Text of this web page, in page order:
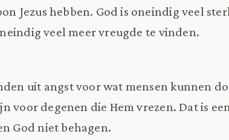
Jezus hebben. God is oneindig veel
veel meer vreugde te vinden.
uit angst voor wat mensen kunnen
voor degenen die Hem vrezen. Dat is
God niet behagen.